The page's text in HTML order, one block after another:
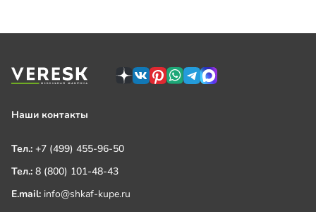
Наши контакты
Тел.: +7 (499) 455-96-50
Тел.: 8 (800) 101-48-43
E.mail: info@shkaf-kupe.ru